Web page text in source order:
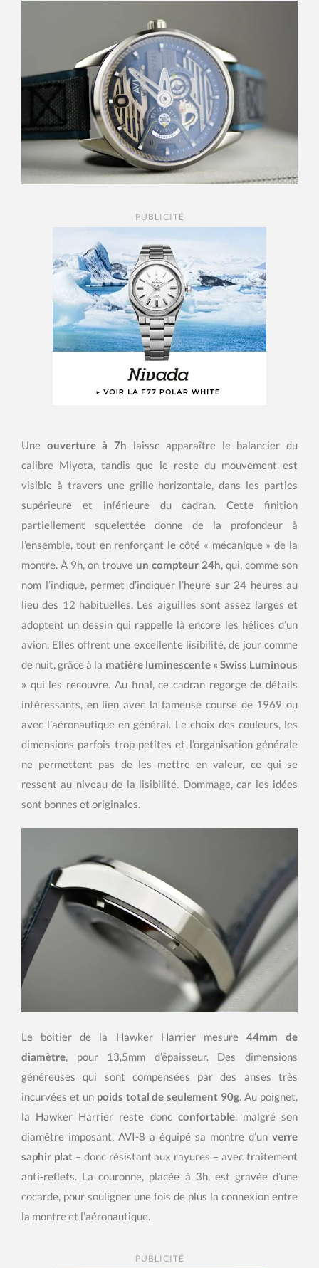
PUBLICITÉ
Une ouverture à 7h laisse apparaître le balancier du
calibre Miyota, tandis que le reste du mouvement est
visible à travers une grille horizontale, dans les parties
supérieure et inférieure du cadran. Cette finition
partiellement squelettée donne de la profondeur à
l’ensemble, tout en renforçant le côté « mécanique » de la
montre. À 9h, on trouve un compteur 24h, qui, comme son
nom l’indique, permet d’indiquer l’heure sur 24 heures au
lieu des 12 habituelles. Les aiguilles sont assez larges et
adoptent un dessin qui rappelle là encore les hélices d’un
avion. Elles offrent une excellente lisibilité, de jour comme
de nuit, grâce à la matière luminescente « Swiss Luminous
» qui les recouvre. Au final, ce cadran regorge de détails
intéressants, en lien avec la fameuse course de 1969 ou
avec l’aéronautique en général. Le choix des couleurs, les
dimensions parfois trop petites et l’organisation générale
ne permettent pas de les mettre en valeur, ce qui se
ressent au niveau de la lisibilité. Dommage, car les idées
sont bonnes et originales.
Le boîtier de la Hawker Harrier mesure 44mm de
diamètre, pour 13,5mm d’épaisseur. Des dimensions
généreuses qui sont compensées par des anses très
incurvées et un poids total de seulement 90g. Au poignet,
la Hawker Harrier reste doncconfortable, malgré son
diamètre imposant. AVI-8 a équipé sa montre d’un verre
saphir plat– donc résistant aux rayures – avec traitement
anti-reflets. La couronne, placée à 3h, est gravée d’une
cocarde, pour souligner une fois de plus la connexion entre
la montre et l’aéronautique.
PUBLICITÉ